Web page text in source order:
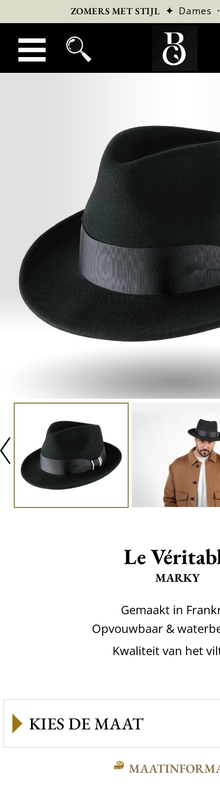
ZOMERS MET STIJL ✦ Dames
Le
MARKY
Gemaakt in
Opvouwbaar &
Kwaliteit van het